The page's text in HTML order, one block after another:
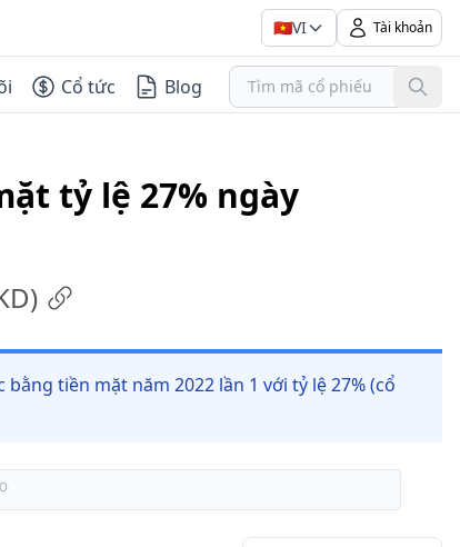
🇻🇳VI Tài khoản
Cổ tức Blog
tỷ lệ 27% ngày
)
tiền mặt năm 2022 lần 1 với tỷ lệ 27% (cổ